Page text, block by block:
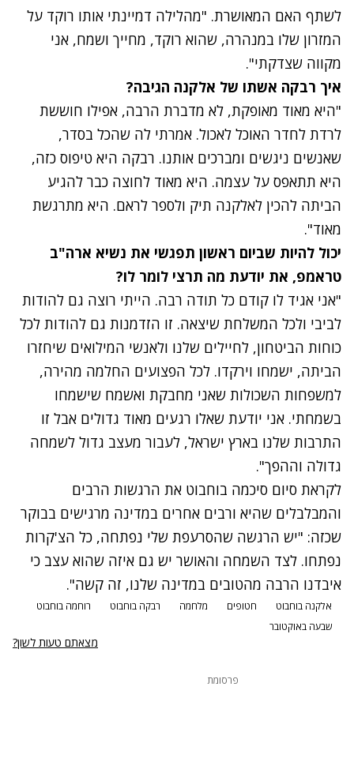
לשתף האם המאושרת. "מהלילה דמיינתי אותו רוקד על
המזרון שלו במנהרה, שהוא רוקד, מחייך ושמח, אני
מקווה שצדקתי".
איך רבקה אשתו של אלקנה הגיבה?
"היא מאוד מאופקת, לא מדברת הרבה, אפילו חוששת
לרדת לחדר האוכל לאכול. אמרתי לה שהכל בסדר,
שאנשים ניגשים ומברכים אותנו. רבקה היא טיפוס כזה,
היא תתאפס על עצמה. היא מאוד לחוצה כבר להגיע
הביתה להכין לאלקנה תיק ולספר לראם. היא מתרגשת
מאוד".
יכול להיות שביום ראשון תפגשי את נשיא ארה"ב
טראמפ, את יודעת מה תרצי לומר לו?
"אני אגיד לו קודם כל תודה רבה. הייתי רוצה גם להודות
לביבי ולכל המשלחת שיצאה. זו הזדמנות גם להודות לכל
כוחות הביטחון, לחיילים שלנו ולאנשי המילואים שיחזרו
הביתה, ישמחו וירקדו. לכל הפצועים החלמה מהירה,
למשפחות השכולות שאני מחבקת ואשמח שישמחו
בשמחתי. אני יודעת שאלו רגעים מאוד גדולים אבל זו
התרבות שלנו בארץ ישראל, לעבור מעצב גדול לשמחה
גדולה וההפך".
לקראת סיום סיכמה בוחבוט את הרגשות הרבים
והמבלבלים שהיא ורבים אחרים במדינה מרגישים בבוקר
שכזה: "יש הרגשה שהסרעפת שלי נפתחה, כל הצ'קרות
נפתחו. לצד השמחה והאושר יש גם איזה שהוא עצב כי
איבדנו הרבה מהטובים במדינה שלנו, זה קשה".
אלקנה בוחבוט חטופים מלחמה רבקה בוחבוט
רוחמה בוחבוט
שבעה באוקטובר
מצאתם טעות לשון?
פרסומת